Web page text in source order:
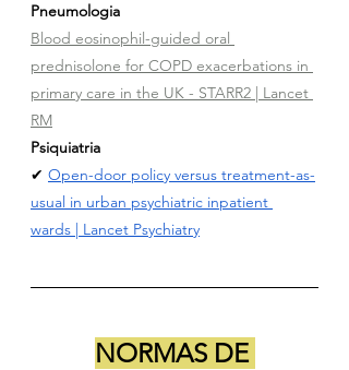
Pneumologia
Blood eosinophil-guided oral
prednisolone for COPD exacerbations in
primary care in the UK - STARR2 | Lancet
RM
Psiquiatria
✔ Open-door policy versus treatment-as-
usual in urban psychiatric inpatient
wards | Lancet Psychiatry
NORMAS DE